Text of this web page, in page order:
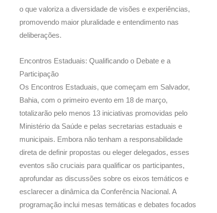
o que valoriza a diversidade de visões e experiências,
promovendo maior pluralidade e entendimento nas
deliberações.
Encontros Estaduais: Qualificando o Debate e a
Participação
Os Encontros Estaduais, que começam em Salvador,
Bahia, com o primeiro evento em 18 de março,
totalizarão pelo menos 13 iniciativas promovidas pelo
Ministério da Saúde e pelas secretarias estaduais e
municipais. Embora não tenham a responsabilidade
direta de definir propostas ou eleger delegados, esses
eventos são cruciais para qualificar os participantes,
aprofundar as discussões sobre os eixos temáticos e
esclarecer a dinâmica da Conferência Nacional. A
programação inclui mesas temáticas e debates focados